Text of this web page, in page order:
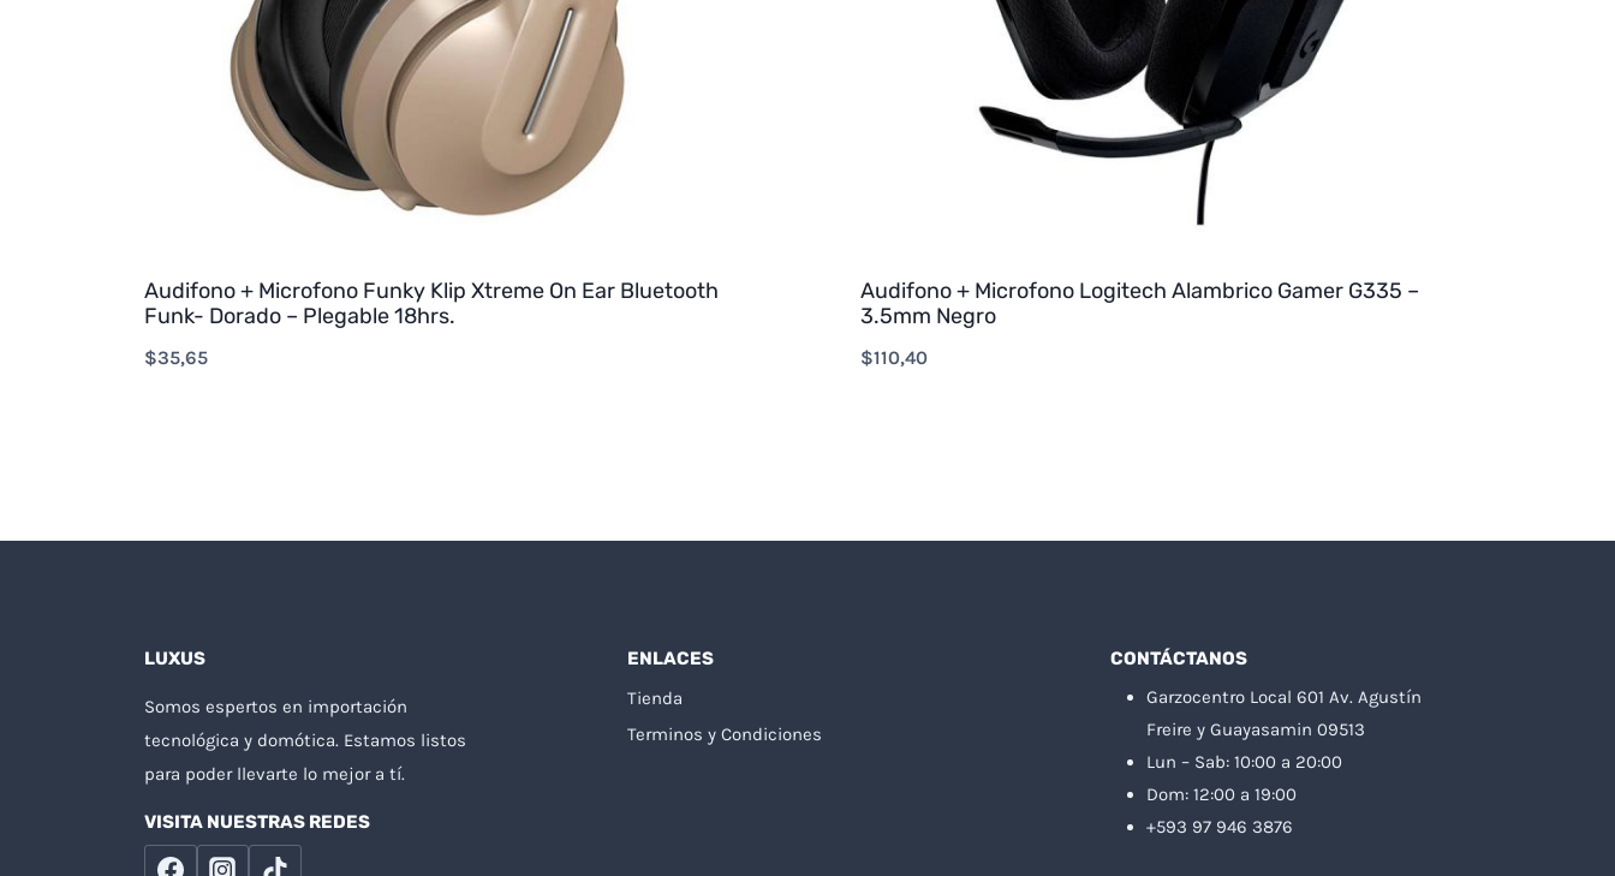
Audifono + Microfono Funky Klip Xtreme On Ear Bluetooth
Funk- Dorado – Plegable 18hrs.
$35,65
Audifono + Microfono Logitech Alambrico Gamer G335 –
3.5mm Negro
$110,40
LUXUS
Somos espertos en importación
tecnológica y domótica. Estamos listos
para poder llevarte lo mejor a tí.
VISITA NUESTRAS REDES
ENLACES
Tienda
Terminos y Condiciones
CONTÁCTANOS
Garzocentro Local 601 Av. Agustín
Freire y Guayasamin 09513
Lun – Sab: 10:00 a 20:00
Dom: 12:00 a 19:00
+593 97 946 3876